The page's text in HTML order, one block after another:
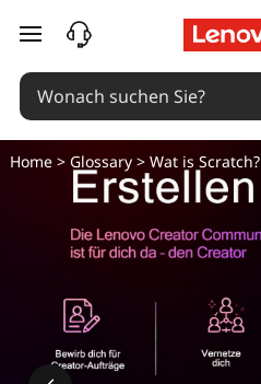
W
a
zum Hauptinhalt springen
Home> Glossary> Wat is Scratch?